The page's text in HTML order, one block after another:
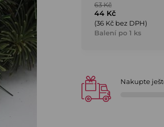
63 Kč
44 Kč
(36 Kč bez DPH)
Balení po 1 ks
Nakupte